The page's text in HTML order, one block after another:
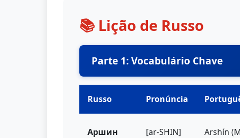
📚 Lição de Russo
Parte 1: Vocabulário Chave
Russo Pronúncia
Аршин [ar-SHIN] Arshín